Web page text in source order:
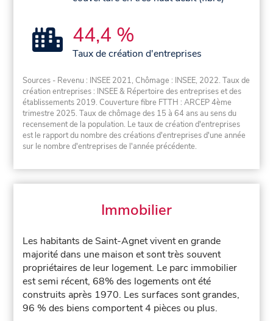
44,4 %
Taux de création d'entreprises
Sources - Revenu : INSEE 2021, Chômage : INSEE, 2022. Taux de
création entreprises : INSEE & Répertoire des entreprises et des
établissements 2019. Couverture fibre FTTH : ARCEP 4ème
trimestre 2025. Taux de chômage des 15 à 64 ans au sens du
recensement de la population. Le taux de création d'entreprises
est le rapport du nombre des créations d'entreprises d'une année
sur le nombre d'entreprises de l'année précédente.
Immobilier
Les habitants de Saint-Agnet vivent en grande
majorité dans une maison et sont très souvent
propriétaires de leur logement. Le parc immobilier
est semi récent, 68% des logements ont été
construits après 1970. Les surfaces sont grandes,
96 % des biens comportent 4 pièces ou plus.